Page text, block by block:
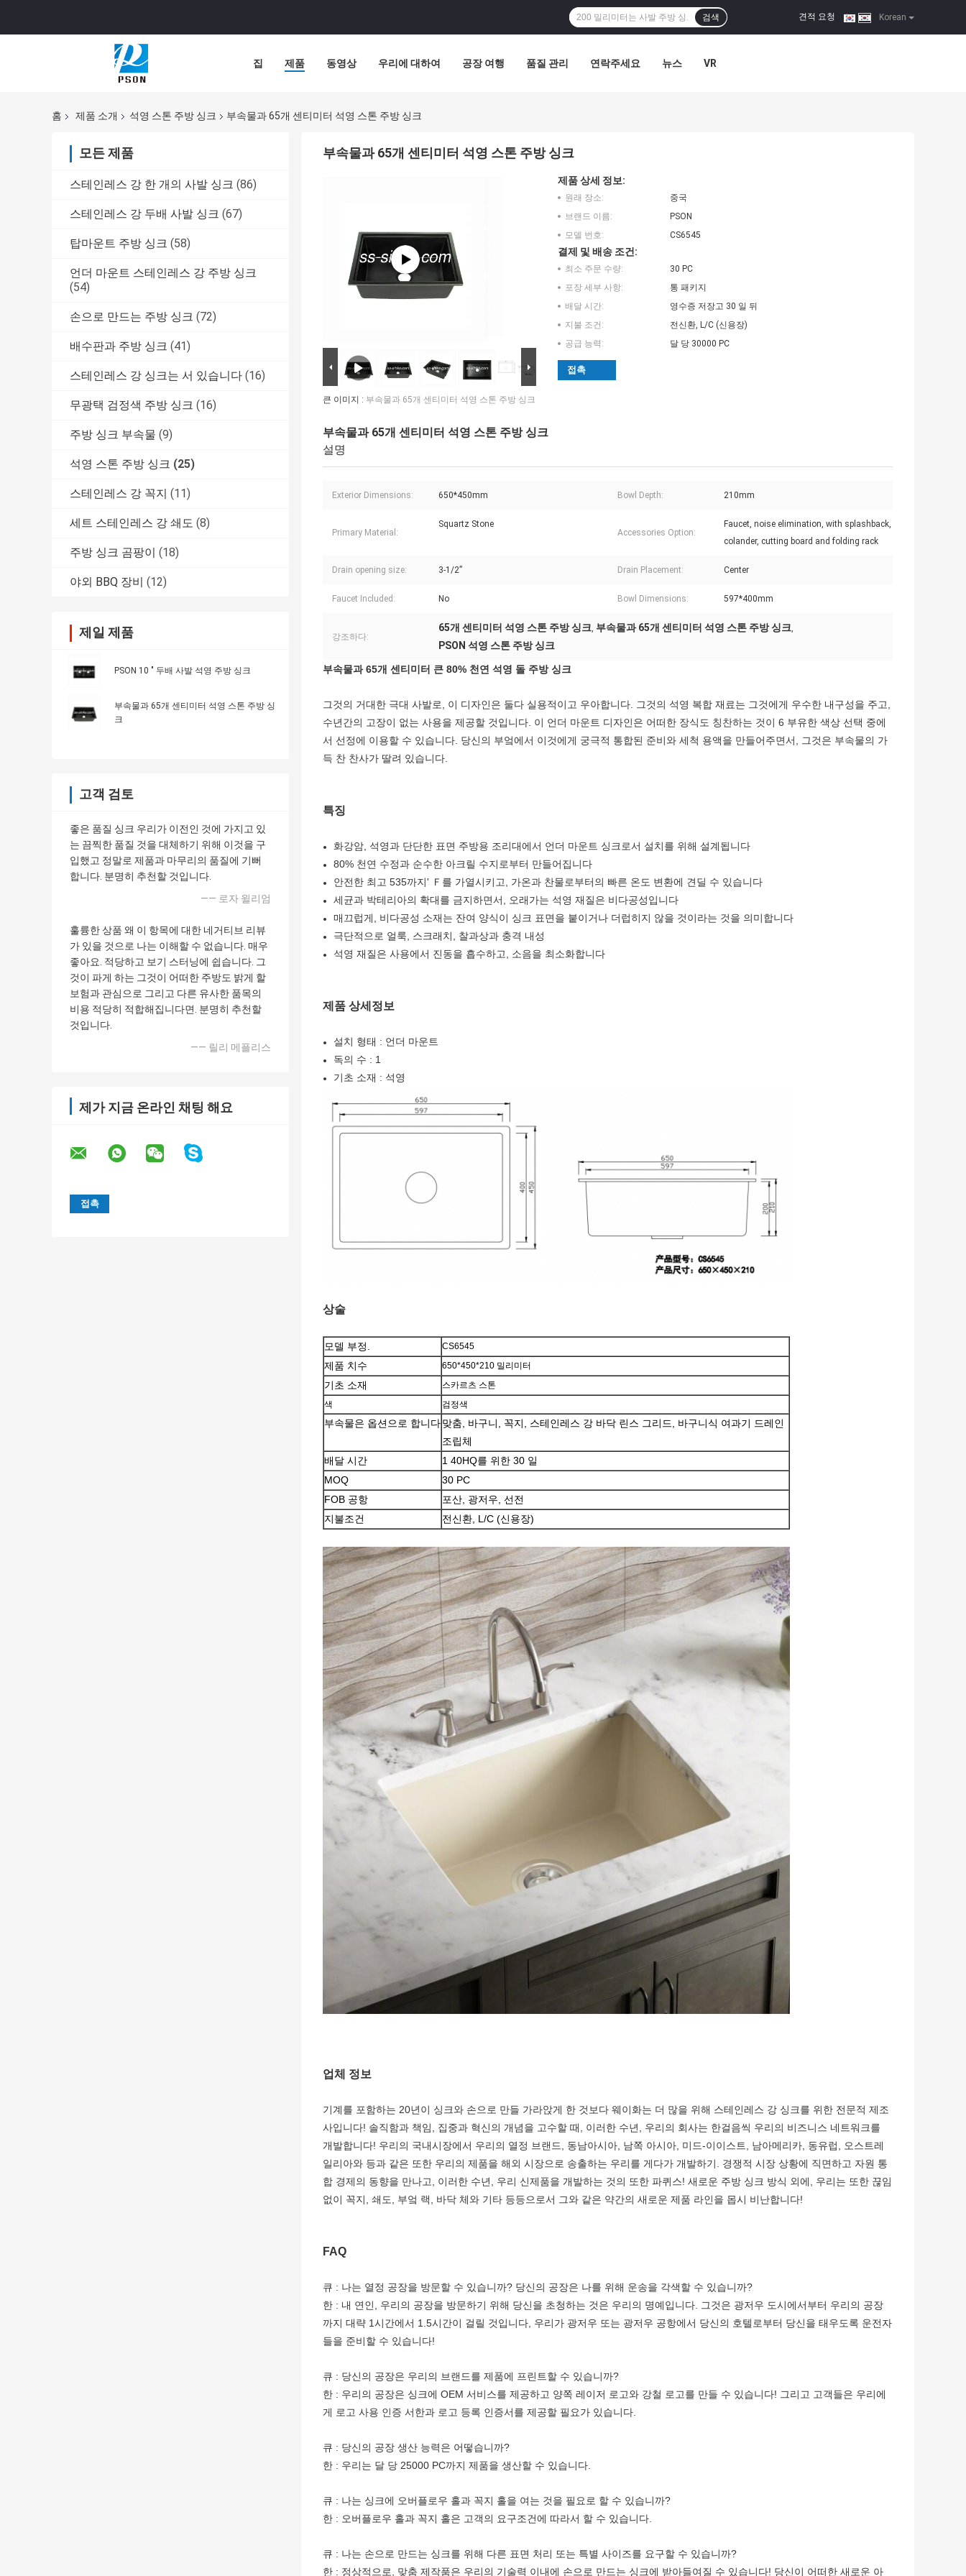
Korean
견적 요청 |
검색
집 제품 동영상 우리에 대하여 공장 여행 품질 관리 연락주세요 뉴스 VR
홈 제품 소개 석영 스톤 주방 싱크 부속물과 65개 센티미터 석영 스톤 주방 싱크
모든 제품
스테인레스 강 한 개의 사발 싱크 (86)
스테인레스 강 두배 사발 싱크 (67)
탑마운트 주방 싱크 (58)
언더 마운트 스테인레스 강 주방 싱크
(54)
손으로 만드는 주방 싱크 (72)
배수판과 주방 싱크 (41)
스테인레스 강 싱크는 서 있습니다 (16)
무광택 검정색 주방 싱크 (16)
주방 싱크 부속물 (9)
석영 스톤 주방 싱크 (25)
스테인레스 강 꼭지 (11)
세트 스테인레스 강 쇄도 (8)
주방 싱크 곰팡이 (18)
야외 BBQ 장비 (12)
제일 제품
PSON 10 " 두배 사발 석영 주방 싱크
부속물과 65개 센티미터 석영 스톤 주방 싱
크
고객 검토
좋은 품질 싱크 우리가 이전인 것에 가지고 있
는 끔찍한 품질 것을 대체하기 위해 이것을 구
입했고 정말로 제품과 마무리의 품질에 기뻐
합니다. 분명히 추천할 것입니다.
—— 로자 윌리엄
훌륭한 상품 왜 이 항목에 대한 네거티브 리뷰
가 있을 것으로 나는 이해할 수 없습니다. 매우
좋아요. 적당하고 보기 스터닝에 쉽습니다. 그
것이 파게 하는 그것이 어떠한 주방도 밝게 할
보험과 관심으로 그리고 다른 유사한 품목의
비용 적당히 적합해집니다면. 분명히 추천할
것입니다.
—— 릴리 메플리스
제가 지금 온라인 채팅 해요
부속물과 65개 센티미터 석영 스톤 주방 싱크
큰 이미지 : 부속물과 65개 센티미터 석영 스톤 주방 싱크
제품 상세 정보:
원래 장소:
중국
브랜드 이름:
PSON
모델 번호:
CS6545
결제 및 배송 조건:
최소 주문 수량:
30 PC
포장 세부 사항:
통 패키지
배달 시간:
영수증 저장고 30 일 뒤
지불 조건:
전신환, L/C (신용장)
공급 능력:
달 당 30000 PC
접촉
부속물과 65개 센티미터 석영 스톤 주방 싱크
설명
Exterior Dimensions: 650*450mm Bowl Depth: 210mm
Primary Material:
Squartz Stone
Accessories Option:
Faucet, noise elimination, with splashback,
colander, cutting board and folding rack
Drain opening size: 3-1/2” Drain Placement: Center
Faucet Included: No Bowl Dimensions: 597*400mm
강조하다:
65개 센티미터 석영 스톤 주방 싱크, 부속물과 65개 센티미터 석영 스톤 주방 싱크,
PSON 석영 스톤 주방 싱크
부속물과 65개 센티미터 큰 80% 천연 석영 돌 주방 싱크
그것의 거대한 극대 사발로, 이 디자인은 둘다 실용적이고 우아합니다. 그것의 석영 복합 재료는 그것에게 우수한 내구성을 주고,
수년간의 고장이 없는 사용을 제공할 것입니다. 이 언더 마운트 디자인은 어떠한 장식도 칭찬하는 것이 6 부유한 색상 선택 중에
서 선정에 이용할 수 있습니다. 당신의 부엌에서 이것에게 궁극적 통합된 준비와 세척 용액을 만들어주면서, 그것은 부속물의 가
득 찬 찬사가 딸려 있습니다.
특징
화강암, 석영과 단단한 표면 주방용 조리대에서 언더 마운트 싱크로서 설치를 위해 설계됩니다
80% 천연 수정과 순수한 아크릴 수지로부터 만들어집니다
안전한 최고 535까지' Ｆ를 가열시키고, 가온과 찬물로부터의 빠른 온도 변환에 견딜 수 있습니다
세균과 박테리아의 확대를 금지하면서, 오래가는 석영 재질은 비다공성입니다
매끄럽게, 비다공성 소재는 잔여 양식이 싱크 표면을 붙이거나 더럽히지 않을 것이라는 것을 의미합니다
극단적으로 얼룩, 스크래치, 찰과상과 충격 내성
석영 재질은 사용에서 진동을 흡수하고, 소음을 최소화합니다
제품 상세정보
설치 형태 : 언더 마운트
독의 수 : 1
기초 소재 : 석영
상술
모델 부정. CS6545
제품 치수 650*450*210 밀리미터
기초 소재
스카르츠 스톤
색
검정색
부속물은 옵션으로 합니다맞춤, 바구니, 꼭지, 스테인레스 강 바닥 린스 그리드, 바구니식 여과기 드레인
조립체
배달 시간
1 40HQ를 위한 30 일
MOQ
30 PC
FOB 공항
포산, 광저우, 선전
지불조건
전신환, L/C (신용장)
업체 정보
기계를 포함하는 20년이 싱크와 손으로 만들 가라앉게 한 것보다 웨이화는 더 많을 위해 스테인레스 강 싱크를 위한 전문적 제조
사입니다! 솔직함과 책임, 집중과 혁신의 개념을 고수할 때, 이러한 수년, 우리의 회사는 한걸음씩 우리의 비즈니스 네트워크를
개발합니다! 우리의 국내시장에서 우리의 열정 브랜드, 동남아시아, 남쪽 아시아, 미드-이이스트, 남아메리카, 동유럽, 오스트레
일리아와 등과 같은 또한 우리의 제품을 해외 시장으로 송출하는 우리를 게다가 개발하기. 경쟁적 시장 상황에 직면하고 자원 통
합 경제의 동향을 만나고, 이러한 수년, 우리 신제품을 개발하는 것의 또한 파퀴스! 새로운 주방 싱크 방식 외에, 우리는 또한 끊임
없이 꼭지, 쇄도, 부엌 랙, 바닥 체와 기타 등등으로서 그와 같은 약간의 새로운 제품 라인을 몹시 비난합니다!
FAQ
큐 : 나는 열정 공장을 방문할 수 있습니까? 당신의 공장은 나를 위해 운송을 각색할 수 있습니까?
한 : 내 연인, 우리의 공장을 방문하기 위해 당신을 초청하는 것은 우리의 명예입니다. 그것은 광저우 도시에서부터 우리의 공장
까지 대략 1시간에서 1.5시간이 걸릴 것입니다, 우리가 광저우 또는 광저우 공항에서 당신의 호텔로부터 당신을 태우도록 운전자
들을 준비할 수 있습니다!
큐 : 당신의 공장은 우리의 브랜드를 제품에 프린트할 수 있습니까?
한 : 우리의 공장은 싱크에 OEM 서비스를 제공하고 양쪽 레이저 로고와 강철 로고를 만들 수 있습니다! 그리고 고객들은 우리에
게 로고 사용 인증 서한과 로고 등록 인증서를 제공할 필요가 있습니다.
큐 : 당신의 공장 생산 능력은 어떻습니까?
한 : 우리는 달 당 25000 PC까지 제품을 생산할 수 있습니다.
큐 : 나는 싱크에 오버플로우 홀과 꼭지 홀을 여는 것을 필요로 할 수 있습니까?
한 : 오버플로우 홀과 꼭지 홀은 고객의 요구조건에 따라서 할 수 있습니다.
큐 : 나는 손으로 만드는 싱크를 위해 다른 표면 처리 또는 특별 사이즈를 요구할 수 있습니까?
한 : 정상적으로, 맞춤 제작품은 우리의 기술력 이내에 손으로 만드는 싱크에 받아들여질 수 있습니다! 당신이 어떠한 새로운 아